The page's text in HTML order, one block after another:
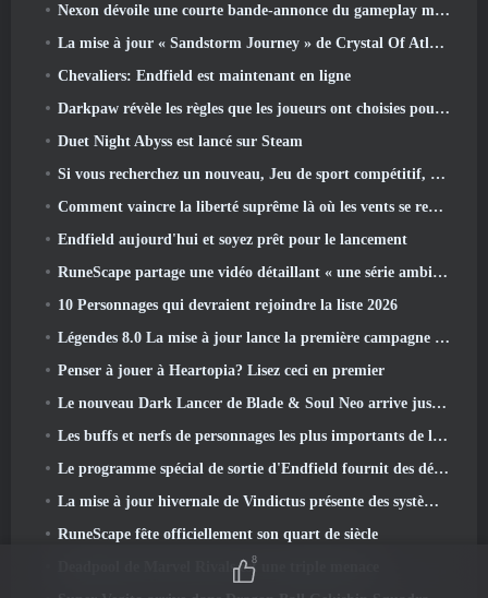
Nexon dévoile une courte bande-annonce du gameplay mondial de MapleStory Classic
La mise à jour « Sandstorm Journey » de Crystal Of Atlan augmente le niveau maximum à 70
Chevaliers: Endfield est maintenant en ligne
Darkpaw révèle les règles que les joueurs ont choisies pour le prochain serveur Frostreaver d'EverQuest
Duet Night Abyss est lancé sur Steam
Si vous recherchez un nouveau, Jeu de sport compétitif, Le test bêta fermé du football freestyle 2 est en route
Comment vaincre la liberté suprême là où les vents se rencontrent
Endfield aujourd'hui et soyez prêt pour le lancement
RuneScape partage une vidéo détaillant « une série ambitieuse de mises à jour de contenu »
10 Personnages qui devraient rejoindre la liste 2026
Légendes 8.0 La mise à jour lance la première campagne de 2026
Penser à jouer à Heartopia? Lisez ceci en premier
Le nouveau Dark Lancer de Blade & Soul Neo arrive juste à temps pour le premier anniversaire
Les buffs et nerfs de personnages les plus importants de la saison 6
Le programme spécial de sortie d'Endfield fournit des détails sur le système de monétisation du jeu
La mise à jour hivernale de Vindictus présente des systèmes pour faciliter la progression des joueurs
RuneScape fête officiellement son quart de siècle
Deadpool de Marvel Rivals est une triple menace
8